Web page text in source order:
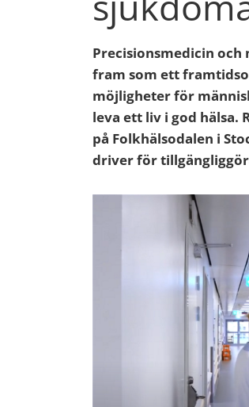
Precisionsmedicin
fram som ett
möjligheter för
leva ett liv i god hälsa.
på Folkhälsodalen i
driver för